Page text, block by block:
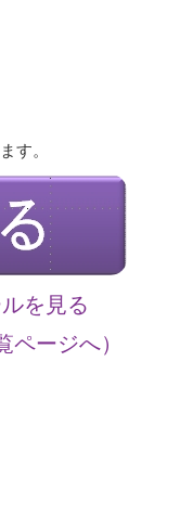
す。
を見る
ページへ）